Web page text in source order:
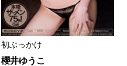
初ぶっかけ
櫻井ゆうこ